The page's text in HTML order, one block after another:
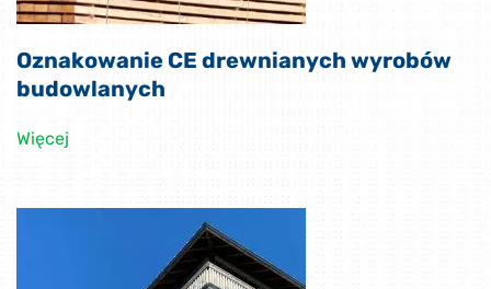
Oznakowanie CE drewnianych wyrobów
budowlanych
Więcej